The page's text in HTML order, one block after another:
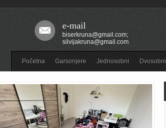
e-mail
biserkruna@gmail.com;
silvijakruna@gmail.com
Početna Garsonjere Jednosobni Dvosobni